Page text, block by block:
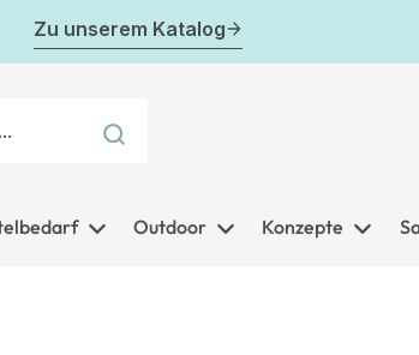
Zu unserem Katalog
Outdoor Konzepte